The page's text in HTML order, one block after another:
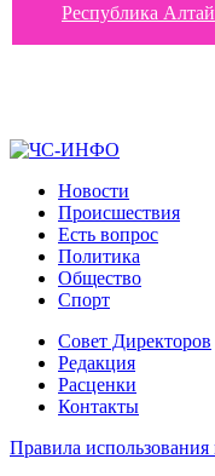
Республика Алтай
Новости
Происшествия
Есть вопрос
Политика
Общество
Спорт
Совет Директоров
Редакция
Расценки
Контакты
Правила использования